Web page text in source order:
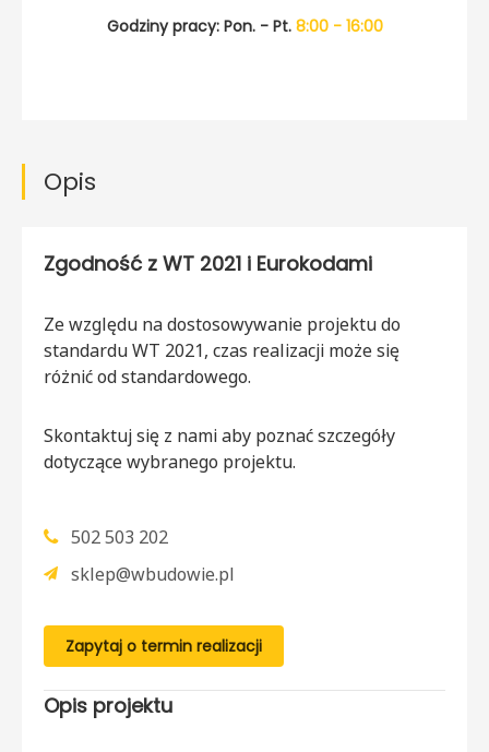
Godziny pracy: Pon. - Pt. 8:00 - 16:00
Opis
Zgodność z WT 2021 i Eurokodami
Ze względu na dostosowywanie projektu do
standardu WT 2021, czas realizacji może się
różnić od standardowego.
Skontaktuj się z nami aby poznać szczegóły
dotyczące wybranego projektu.
502 503 202
sklep@wbudowie.pl
Zapytaj o termin realizacji
Opis projektu